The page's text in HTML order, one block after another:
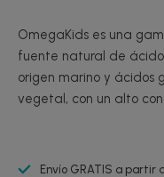
OmegaKids es una
fuente natural de
origen marino y ácidos
vegetal, con un alto
Envío GRATIS a partir